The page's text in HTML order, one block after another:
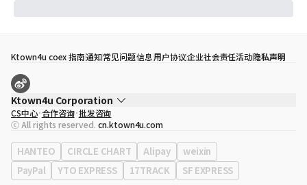
Ktown4u coex 指南通知常见问题信息用户协议企业社会责任活动隐私声明
Ktown4u Corporation
代表
宋効珉
营业执照 120-87-71116
公司地址 首尔特别市 江南区 岭东大路 513号 3楼 （三成洞， coex)
CS中心 合作咨询 批发咨询
ⓒ All rights reserved. cn.ktown4u.com
HANTEO CIRCLE CHART Alipay
weixin
PayPal
YTO EXPRESS 17TRACK SF EXPRESS